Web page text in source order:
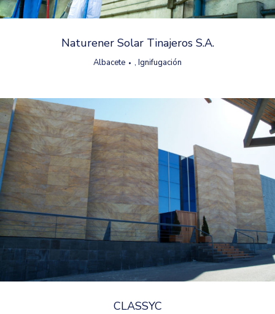
Naturener Solar Tinajeros S.A.
Albacete , Ignifugación
CLASSYC